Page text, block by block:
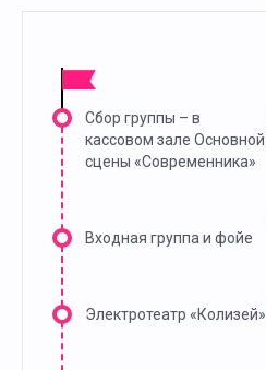
Сбор группы – в
кассовом зале Основной
сцены «Современника»
Входная группа и фойе
Электротеатр «Колизей»